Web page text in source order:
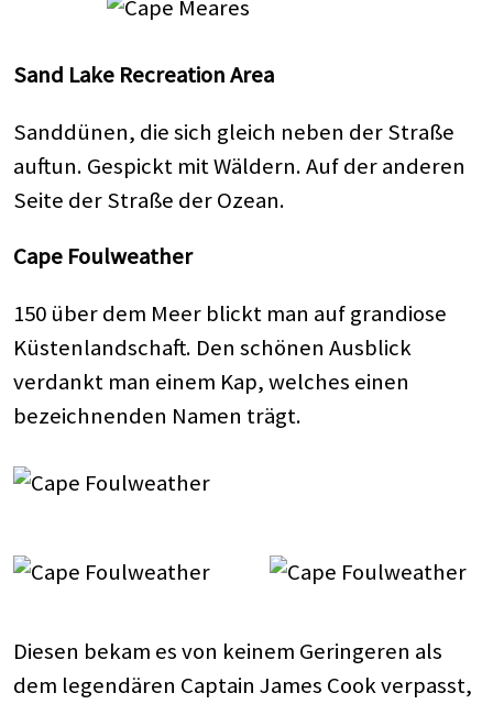
Sand Lake Recreation Area
Sanddünen, die sich gleich neben der Straße
auftun. Gespickt mit Wäldern. Auf der anderen
Seite der Straße der Ozean.
Cape Foulweather
150 über dem Meer blickt man auf grandiose
Küstenlandschaft. Den schönen Ausblick
verdankt man einem Kap, welches einen
bezeichnenden Namen trägt.
Diesen bekam es von keinem Geringeren als
dem legendären Captain James Cook verpasst,